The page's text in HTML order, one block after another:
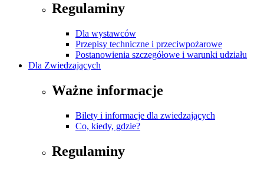
Regulaminy
Dla wystawców
Przepisy techniczne i przeciwpożarowe
Postanowienia szczegółowe i warunki udziału
Dla Zwiedzających
Ważne informacje
Bilety i informacje dla zwiedzających
Co, kiedy, gdzie?
Regulaminy